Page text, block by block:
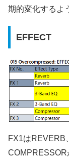
期的変化するよ
EFFECT
FX1はREVERB
COMPRESSOR